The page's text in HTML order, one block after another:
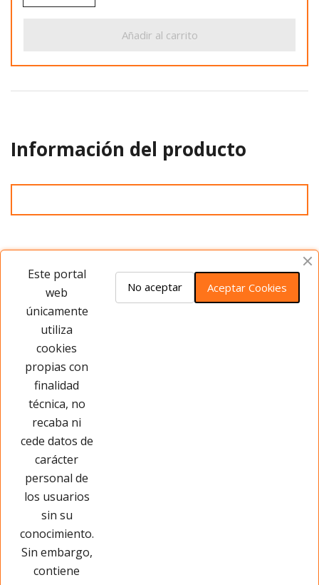
Añadir al carrito
Información del producto
Opiniones del producto
Este producto no tiene opiniones ¡Sé
Este portal
web
únicamente
utiliza
cookies
propias con
finalidad
técnica, no
recaba ni
cede datos de
carácter
personal de
los usuarios
sin su
conocimiento.
Sin embargo,
contiene
Aceptar Cookies
No aceptar